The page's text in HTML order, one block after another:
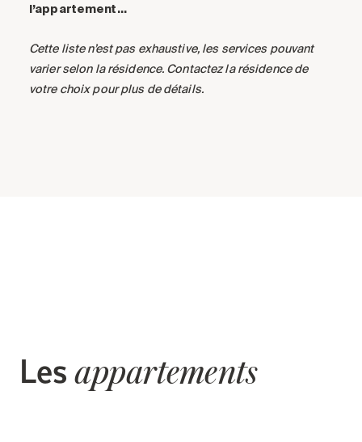
l’appartement…
Cette liste n’est pas exhaustive, les services pouvant
varier selon la résidence. Contactez la résidence de
votre choix pour plus de détails.
Lesappartements